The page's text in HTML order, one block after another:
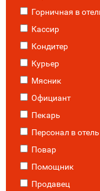
Горничная в
Кассир
Кондитер
Курьер
Мясник
Официант
Пекарь
Персонал в отель
Повар
Помощник
Продавец